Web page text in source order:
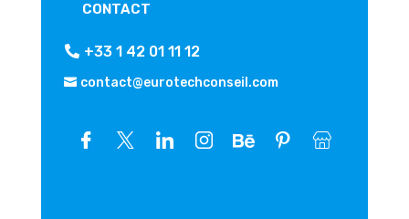
CONTACT
+33 1 42 01 11 12
contact@eurotechconseil.com